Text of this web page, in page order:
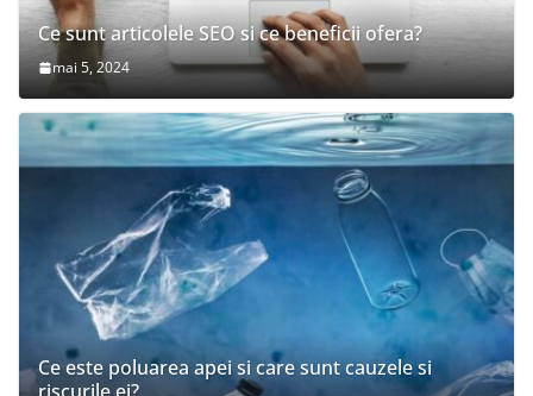
Ce sunt articolele SEO si ce beneficii ofera?
mai 5, 2024
Ce este poluarea apei si care sunt cauzele si